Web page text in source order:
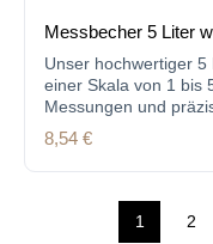
Messbecher 5 Liter
Unser hochwertiger
einer Skala von 1 bis
Messungen und
Regulärer Preis:
8,54 €
Seite
1 2